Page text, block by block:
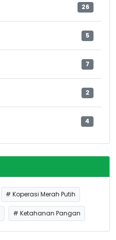
26
5
7
2
4
# Koperasi Merah Putih
# Ketahanan Pangan